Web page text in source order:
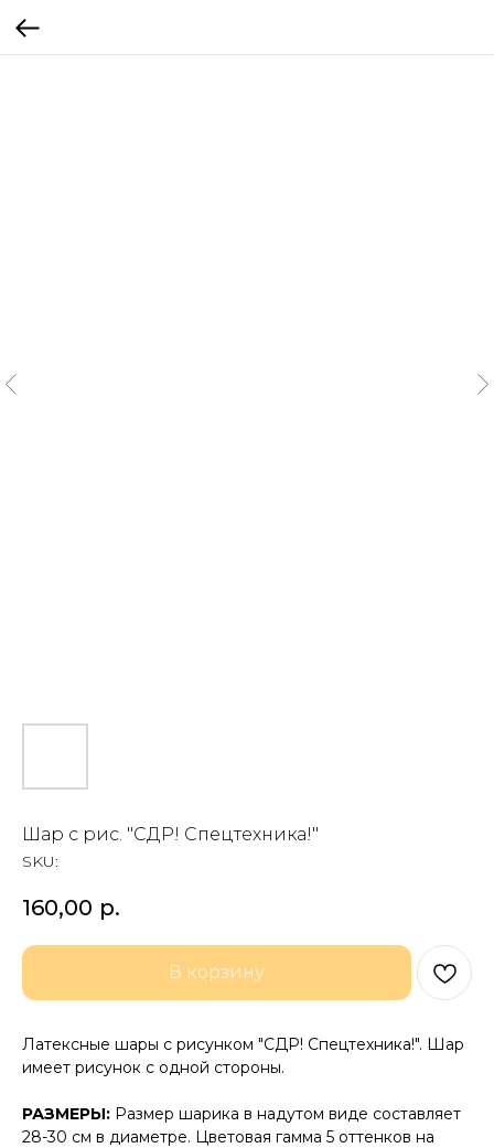
Шар с рис. "СДР! Спецтехника!"
SKU:
160,00 р.
В корзину
Латексные шары с рисунком "СДР! Спецтехника!". Шар
имеет рисунок с одной стороны.
РАЗМЕРЫ: Размер шарика в надутом виде составляет
28-30 см в диаметре. Цветовая гамма 5 оттенков на